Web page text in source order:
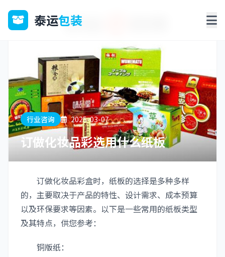
泰运包装
行业咨询 2025-03-07
订做化妆品彩选用什么纸板
订做化妆品彩盒时，纸板的选择是多种多样
的，主要取决于产品的特性、设计需求、成本预算
以及环保要求等因素。以下是一些常用的纸板类型
及其特点，供您参考：
铜版纸：